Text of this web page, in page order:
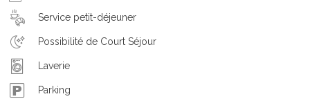
Service petit-déjeuner
Possibilité de Court Séjour
Laverie
Parking